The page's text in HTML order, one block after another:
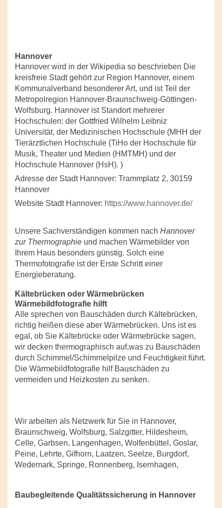
Hannover
Hannover wird in der Wikipedia so beschrieben Die
kreisfreie Stadt gehört zur Region Hannover, einem
Kommunalverband besonderer Art, und ist Teil der
Metropolregion Hannover-Braunschweig-Göttingen-
Wolfsburg. Hannover ist Standort mehrerer
Hochschulen: der Gottfried Wilhelm Leibniz
Universität, der Medizinischen Hochschule (MHH der
Tierärztlichen Hochschule (TiHo der Hochschule für
Musik, Theater und Medien (HMTMH) und der
Hochschule Hannover (HsH). )
Adresse der Stadt Hannover: Trammplatz 2, 30159
Hannover
Website Stadt Hannover: https://www.hannover.de/
Unsere Sachverständigen kommen nach Hannover
zur Thermographie und machen Wärmebilder von
Ihrem Haus besonders günstig. Solch eine
Thermofotografie ist der Erste Schritt einer
Energieberatung.
Kältebrücken oder Wärmebrücken
Wärmebildfotografie hilft
Alle sprechen von Bauschäden durch Kältebrücken,
richtig heißen diese aber Wärmebrücken. Uns ist es
egal, ob Sie Kältebrücke oder Wärmebrücke sagen,
wir decken thermographisch auf,was zu Bauschäden
durch Schimmel/Schimmelpilze und Feuchtigkeit führt.
Die Wärmebildfotografie hilf Bauschäden zu
vermeiden und Heizkosten zu senken.
Wir arbeiten als Netzwerk für Sie in Hannover,
Braunschweig, Wolfsburg, Salzgitter, Hildesheim,
Celle, Garbsen, Langenhagen, Wolfenbüttel, Goslar,
Peine, Lehrte, Gifhorn, Laatzen, Seelze, Burgdorf,
Wedemark, Springe, Ronnenberg, Isernhagen,
Baubegleitende Qualitätssicherung in Hannover